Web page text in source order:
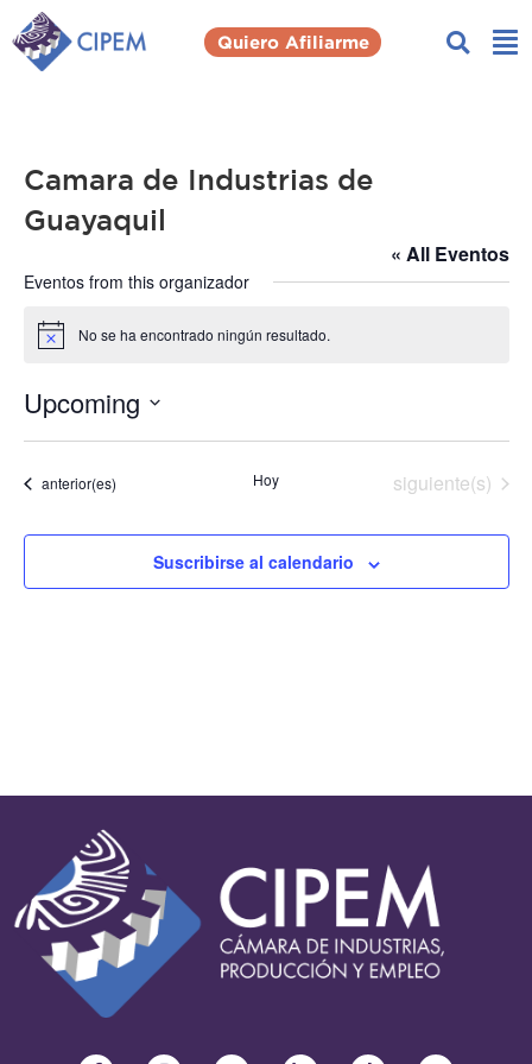
Quiero Afiliarme
Camara de Industrias de
Guayaquil
« All Eventos
Eventos from this organizador
Notice No se ha encontrado ningún resultado.
Upcoming
Eventos
anterior(es) Hoy Eventos
siguiente(s)
Suscribirse al calendario